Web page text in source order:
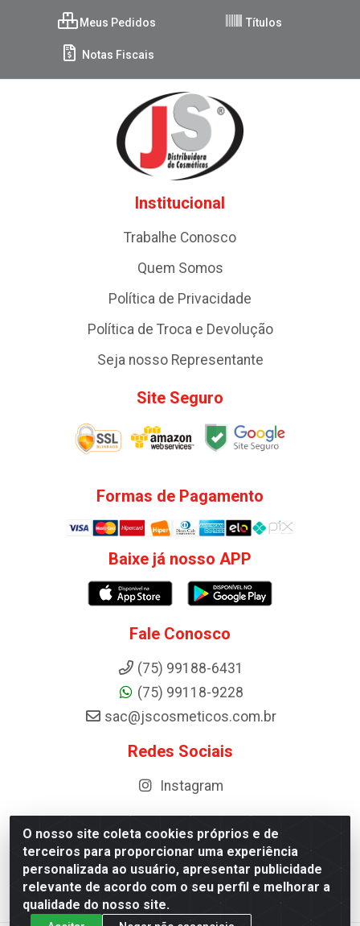
O nosso site coleta cookies próprios e de
terceiros para proporcionar uma experiência
personalizada ao usuário, apresentar publicidade
relevante de acordo com o seu perfil e melhorar a
qualidade do nosso site.
Meus Pedidos Títulos
Notas Fiscais
Institucional
Trabalhe Conosco
Quem Somos
Política de Privacidade
Política de Troca e Devolução
Seja nosso Representante
Site Seguro
Formas de Pagamento
Baixe já nosso APP
Fale Conosco
(75) 99188-6431
(75) 99118-9228
sac@jscosmeticos.com.br
Redes Sociais
Instagram
Distribuidora de Cosméticos Antoneto LTDA - BA-052,
km 87 - Industrial, Ipirá - BA, 44600-000 - CNPJ
10.984.107/0001-75